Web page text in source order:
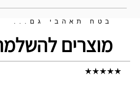
בטח תאהבי גם...
מוצרים